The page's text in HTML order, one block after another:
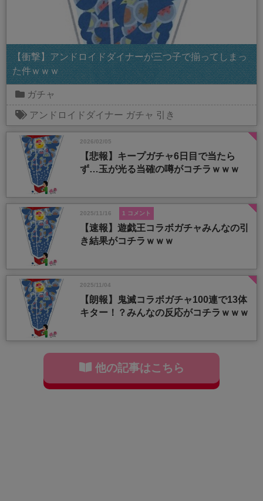
【衝撃】アンドロイドダイナーが三つ子で揃ってしまっ
た件ｗｗｗ
ガチャ
アンドロイドダイナー ガチャ 引き
2026/02/05
【悲報】キープガチャ6日目で当たら
ず…玉が光る当確の噂がコチラｗｗｗ
2025/11/16 1 コメント
【速報】遊戯王コラボガチャみんなの引
き結果がコチラｗｗｗ
2025/11/04
【朗報】鬼滅コラボガチャ100連で13体
キター！？みんなの反応がコチラｗｗｗ
他の記事はこちら